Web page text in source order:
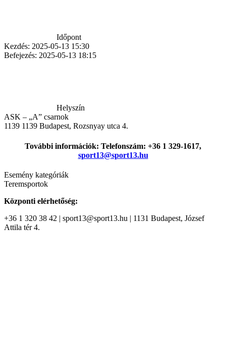
Időpont
Kezdés: 2025-05-13 15:30
Befejezés: 2025-05-13 18:15
Helyszín
ASK – „A” csarnok
1139 1139 Budapest, Rozsnyay utca 4.
További információk: Telefonszám: +36 1 329-1617,
sport13@sport13.hu
Esemény kategóriák
Teremsportok
Központi elérhetőség:
+36 1 320 38 42 | sport13@sport13.hu | 1131 Budapest, József
Attila tér 4.